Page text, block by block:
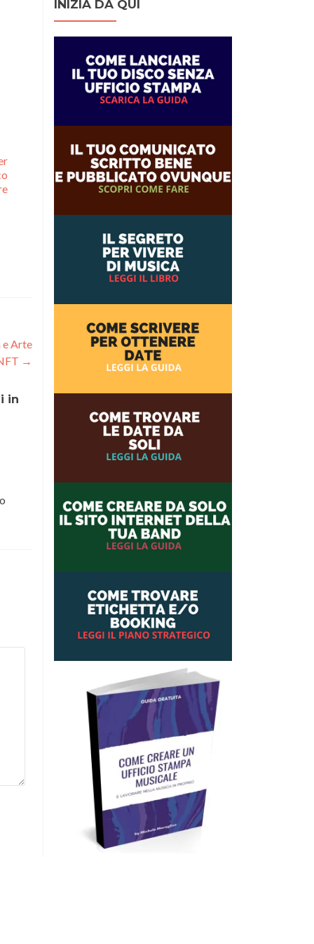
e Arte
→
in
INIZIA DA QUI